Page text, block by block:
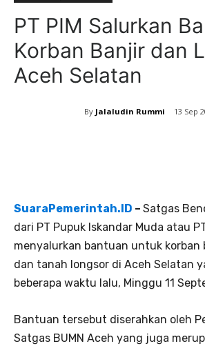
PT PIM Salurkan
Korban Banjir dan
Aceh Selatan
By Jalaludin Rummi 13 Sep
SuaraPemerintah.ID – Satgas
dari PT Pupuk Iskandar Muda atau
menyalurkan bantuan untuk korban
dan tanah longsor di Aceh Selatan
beberapa waktu lalu, Minggu 11
Bantuan tersebut diserahkan oleh
Satgas BUMN Aceh yang juga